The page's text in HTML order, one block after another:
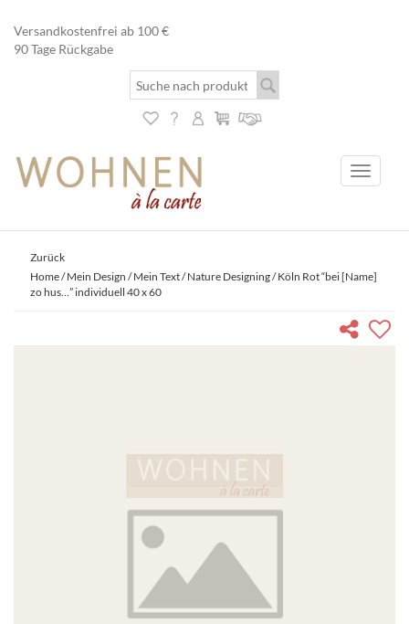
Versandkostenfrei ab 100 €
90 Tage Rückgabe
Toggle
Zurück
Home/Mein Design / Mein Text/Nature Designing/ Köln Rot “bei [Name]
zo hus…” individuell 40 x 60